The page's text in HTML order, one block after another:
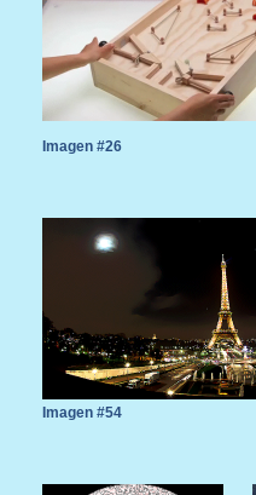
Imagen #26
Imagen #54